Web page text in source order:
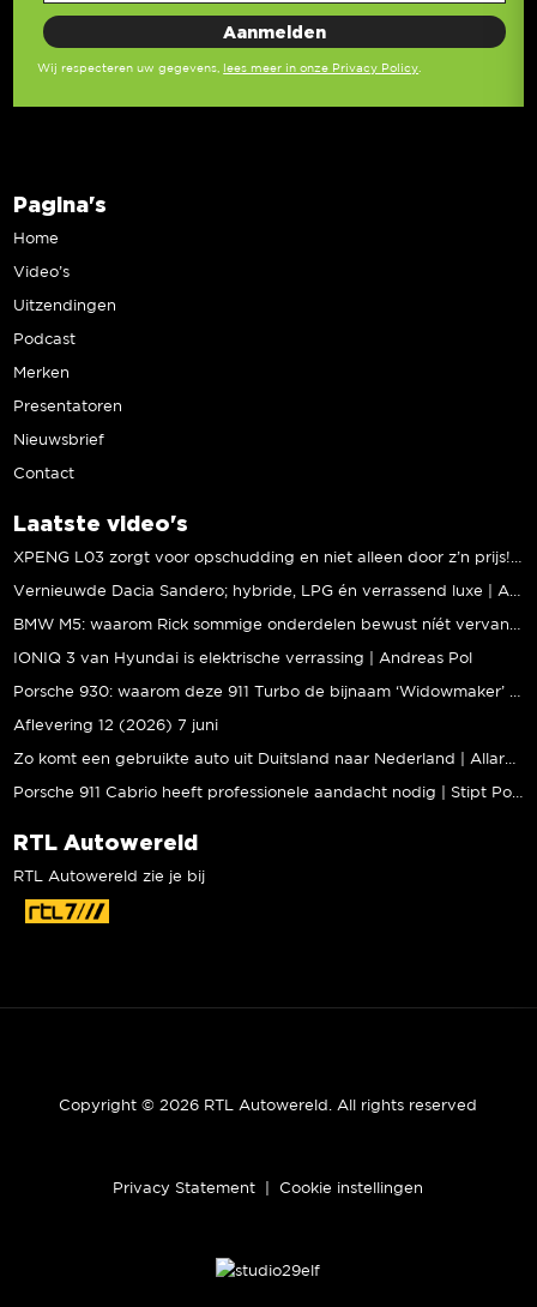
Wij respecteren uw gegevens, lees meer in onze Privacy Policy
Pagina's
Home
Video’s
Uitzendingen
Podcast
Merken
Presentatoren
Nieuwsbrief
Contact
Laatste video's
IONIQ 3 van Hyundai is elektrische verrassing | Andreas Pol
Aflevering 12 (2026) 7 juni
RTL Autowereld
RTL Autowereld zie je bij
Copyright © 2026 RTL Autowereld. All rights reserved
Privacy Statement Cookie instellingen